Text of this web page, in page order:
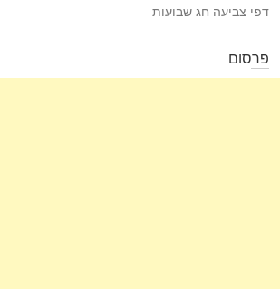
דפי צביעה חג שבועות
פרסום